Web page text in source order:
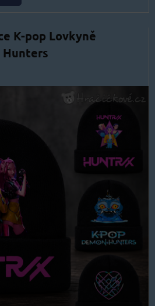
K-pop Lovkyně
Hunters